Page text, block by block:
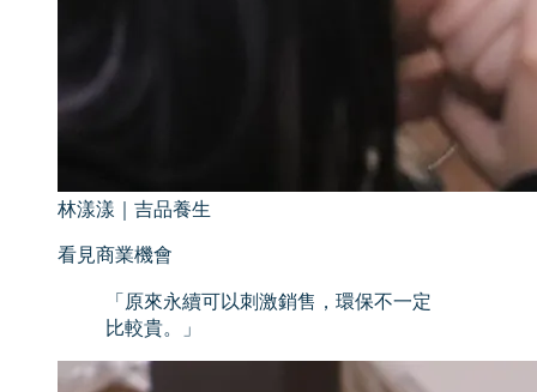
林漾漾 吉品養生
看見商業機會
「 原來永續可以刺激銷售，環保不一定
比較貴。
」